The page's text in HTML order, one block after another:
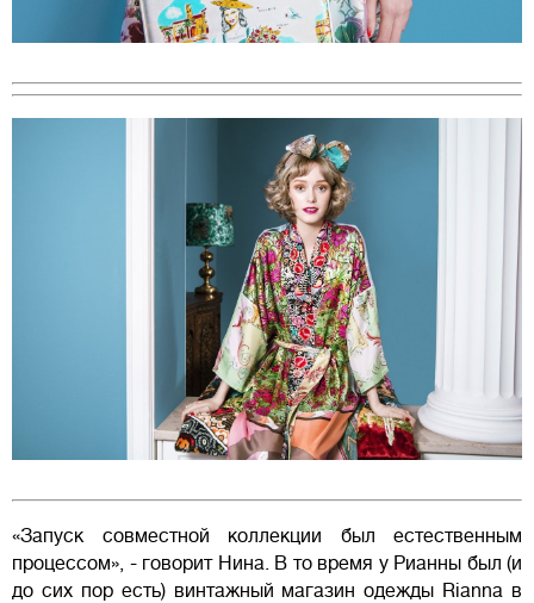
«Запуск совместной коллекции был естественным
процессом», - говорит Нина. В то время у Рианны был (и
до сих пор есть) винтажный магазин одежды Rianna в